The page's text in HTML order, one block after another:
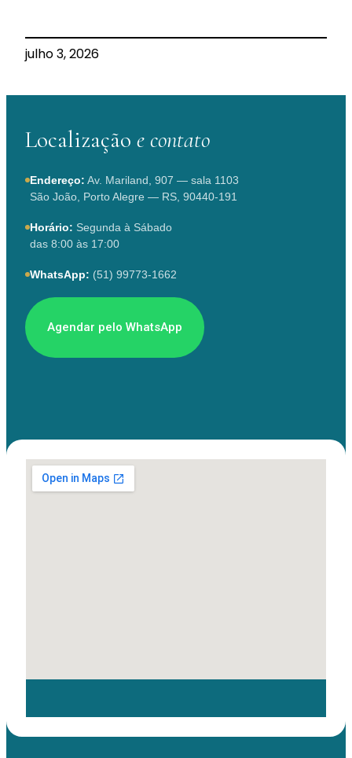
julho 3, 2026
Localização e contato
Endereço: Av. Mariland, 907 — sala 1103
São João, Porto Alegre — RS, 90440-191
Horário: Segunda à Sábado
das 8:00 às 17:00
WhatsApp: (51) 99773-1662
Agendar pelo WhatsApp